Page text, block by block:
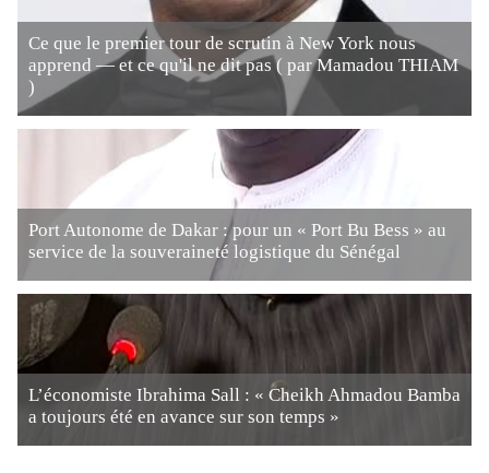
Ce que le premier tour de scrutin à New York nous
apprend — et ce qu'il ne dit pas ( par Mamadou THIAM
)
Port Autonome de Dakar : pour un « Port Bu Bess » au
service de la souveraineté logistique du Sénégal
L’économiste Ibrahima Sall : « Cheikh Ahmadou Bamba
a toujours été en avance sur son temps »